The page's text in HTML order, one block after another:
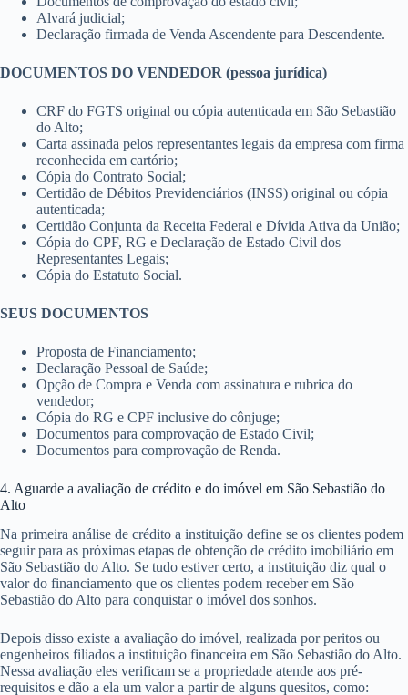
Alvará judicial;
Declaração firmada de Venda Ascendente para Descendente.
DOCUMENTOS DO VENDEDOR (pessoa jurídica)
CRF do FGTS original ou cópia autenticada em São Sebastião
do Alto;
Carta assinada pelos representantes legais da empresa com firma
reconhecida em cartório;
Cópia do Contrato Social;
Certidão de Débitos Previdenciários (INSS) original ou cópia
autenticada;
Certidão Conjunta da Receita Federal e Dívida Ativa da União;
Cópia do CPF, RG e Declaração de Estado Civil dos
Representantes Legais;
Cópia do Estatuto Social.
SEUS DOCUMENTOS
Proposta de Financiamento;
Declaração Pessoal de Saúde;
Opção de Compra e Venda com assinatura e rubrica do
vendedor;
Cópia do RG e CPF inclusive do cônjuge;
Documentos para comprovação de Estado Civil;
Documentos para comprovação de Renda.
4. Aguarde a avaliação de crédito e do imóvel em São Sebastião do
Alto
Na primeira análise de crédito a instituição define se os clientes podem
seguir para as próximas etapas de obtenção de crédito imobiliário em
São Sebastião do Alto. Se tudo estiver certo, a instituição diz qual o
valor do financiamento que os clientes podem receber em São
Sebastião do Alto para conquistar o imóvel dos sonhos.
Depois disso existe a avaliação do imóvel, realizada por peritos ou
engenheiros filiados a instituição financeira em São Sebastião do Alto.
Nessa avaliação eles verificam se a propriedade atende aos pré-
requisitos e dão a ela um valor a partir de alguns quesitos, como: